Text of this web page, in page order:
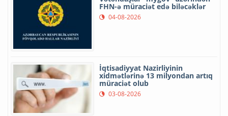
FHN-ə müraciət edə biləcəklər
04-08-2026
İqtisadiyyat Nazirliyinin
xidmətlərinə 13 milyondan artıq
müraciət olub
03-08-2026